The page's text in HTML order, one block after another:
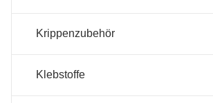
Krippenzubehör
Klebstoffe